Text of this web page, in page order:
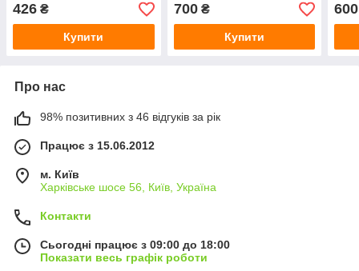
426 ₴
Купити
700₴
Купити
600
Про нас
98% позитивних з 46 відгуків за рік
Працює з 15.06.2012
м. Київ
Харківське шосе 56, Київ, Україна
Контакти
Сьогодні працює з 09:00 до 18:00
Показати весь графік роботи